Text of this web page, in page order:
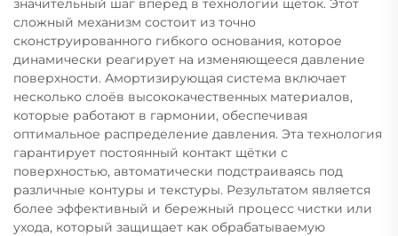
значительный шаг вперёд в технологии щёток. Этот
сложный механизм состоит из точно
сконструированного гибкого основания, которое
динамически реагирует на изменяющееся давление
поверхности. Амортизирующая система включает
несколько слоёв высококачественных материалов,
которые работают в гармонии, обеспечивая
оптимальное распределение давления. Эта технология
гарантирует постоянный контакт щётки с
поверхностью, автоматически подстраиваясь под
различные контуры и текстуры. Результатом является
более эффективный и бережный процесс чистки или
ухода, который защищает как обрабатываемую